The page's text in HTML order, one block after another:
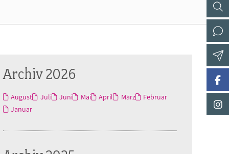
Archiv 2026
August Juli Juni Mai April März
Februar
Januar